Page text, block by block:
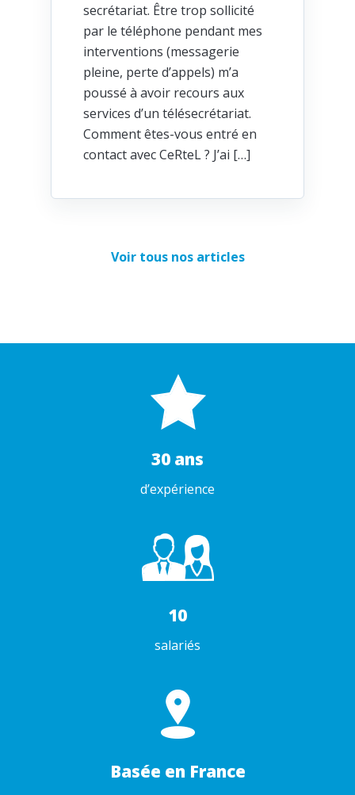
secrétariat. Être trop sollicité
par le téléphone pendant mes
interventions (messagerie
pleine, perte d’appels) m’a
poussé à avoir recours aux
services d’un télésecrétariat.
Comment êtes-vous entré en
contact avec CeRteL ? J’ai […]
Voir tous nos articles
30 ans
d’expérience
10
salariés
Basée en France